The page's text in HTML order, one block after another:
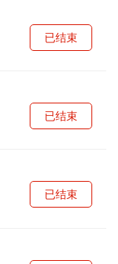
已结束
已结束
已结束